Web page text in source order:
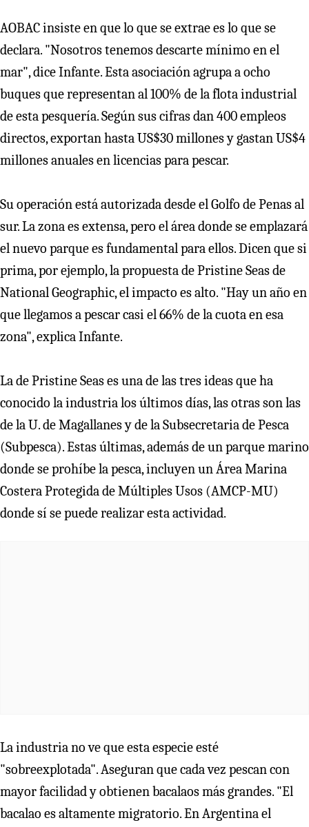
AOBAC insiste en que lo que se extrae es lo que se
declara. "Nosotros tenemos descarte mínimo en el
mar", dice Infante. Esta asociación agrupa a ocho
buques que representan al 100% de la flota industrial
de esta pesquería. Según sus cifras dan 400 empleos
directos, exportan hasta US$30 millones y gastan US$4
millones anuales en licencias para pescar.
Su operación está autorizada desde el Golfo de Penas al
sur. La zona es extensa, pero el área donde se emplazará
el nuevo parque es fundamental para ellos. Dicen que si
prima, por ejemplo, la propuesta de Pristine Seas de
National Geographic, el impacto es alto. "Hay un año en
que llegamos a pescar casi el 66% de la cuota en esa
zona", explica Infante.
La de Pristine Seas es una de las tres ideas que ha
conocido la industria los últimos días, las otras son las
de la U. de Magallanes y de la Subsecretaria de Pesca
(Subpesca). Estas últimas, además de un parque marino
donde se prohíbe la pesca, incluyen un Área Marina
Costera Protegida de Múltiples Usos (AMCP-MU)
donde sí se puede realizar esta actividad.
La industria no ve que esta especie esté
"sobreexplotada". Aseguran que cada vez pescan con
mayor facilidad y obtienen bacalaos más grandes. "El
bacalao es altamente migratorio. En Argentina el